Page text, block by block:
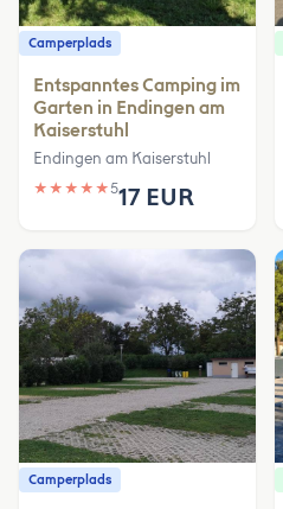
Camperplads
Entspanntes Camping im
Garten in Endingen am
Kaiserstuhl
Endingen am Kaiserstuhl
★ ★ ★ ★ ★517 EUR
Camperplads